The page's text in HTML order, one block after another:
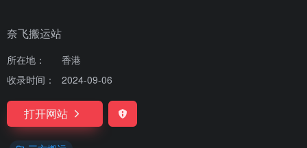
奈飞搬运站
所在地：
香港
收录时间：
2024-09-06
打开网站